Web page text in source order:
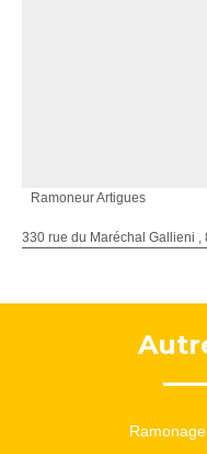
Ramoneur Artigues
330 rue du Maréchal Gallieni ,